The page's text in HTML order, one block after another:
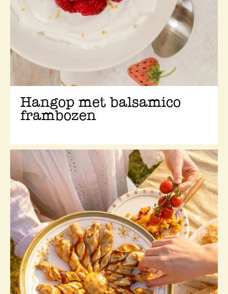
Hangop met balsamico
frambozen